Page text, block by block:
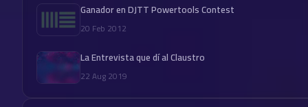
Ganador en DJTT Powertools Contest
20 Feb 2012
La Entrevista que dí al Claustro
22 Aug 2019